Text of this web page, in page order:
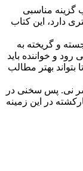
گزینه مناسبی
دارد، این کتاب
و گریخته به
و خواننده باید
بهتر مطالب
نی. پس سخنی در
در این زمینه